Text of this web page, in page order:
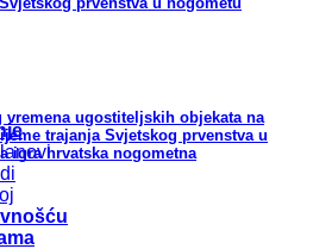
ugostiteljskih objekata na
trajanja Svjetskog prvenstva u
igra hrvatska nogometna